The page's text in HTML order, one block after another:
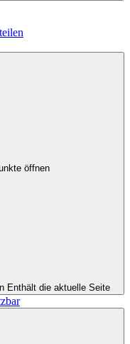
öffnen
Enthält die aktuelle Seite